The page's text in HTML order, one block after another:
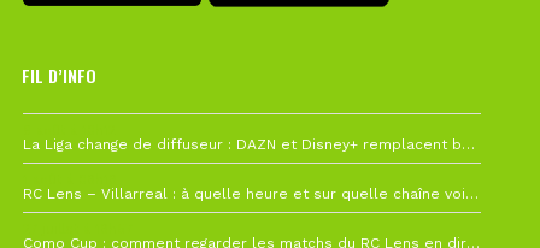
FIL D’INFO
La Liga change de diffuseur : DAZN et Disney+ remplacent beIN Sports !
RC Lens – Villarreal : à quelle heure et sur quelle chaîne voir la finale de la Como Cup ?
Como Cup : comment regarder les matchs du RC Lens en direct ?